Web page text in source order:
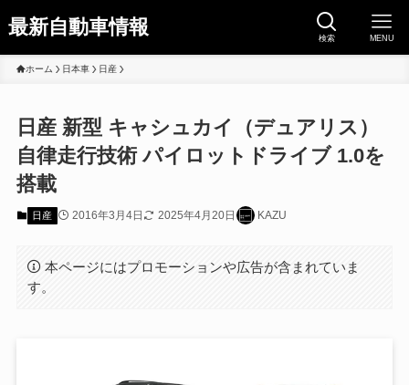
最新自動車情報 検索 MENU
ホーム 日本車 日産
日産 新型 キャシュカイ（デュアリス）
自律走行技術 パイロットドライブ 1.0を
搭載
日産 2016年3月4日 2025年4月20日 KAZU
本ページにはプロモーションや広告が含まれていま
す。